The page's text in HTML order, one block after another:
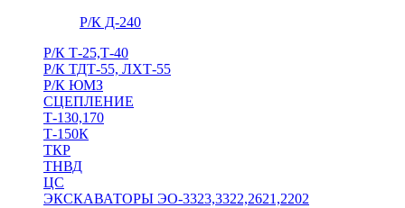
Р/К Д-240
Р/К Т-25,Т-40
Р/К ТДТ-55, ЛХТ-55
Р/К ЮМЗ
СЦЕПЛЕНИЕ
Т-130,170
Т-150К
ТКР
ТНВД
ЦС
ЭКСКАВАТОРЫ ЭО-3323,3322,2621,2202